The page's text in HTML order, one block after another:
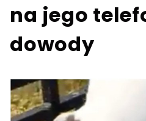
na jego
dowody